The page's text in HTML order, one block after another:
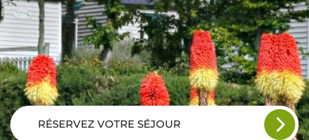
RÉSERVEZ VOTRE SÉJOUR